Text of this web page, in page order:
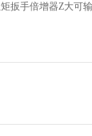
扳手倍增器Z大可